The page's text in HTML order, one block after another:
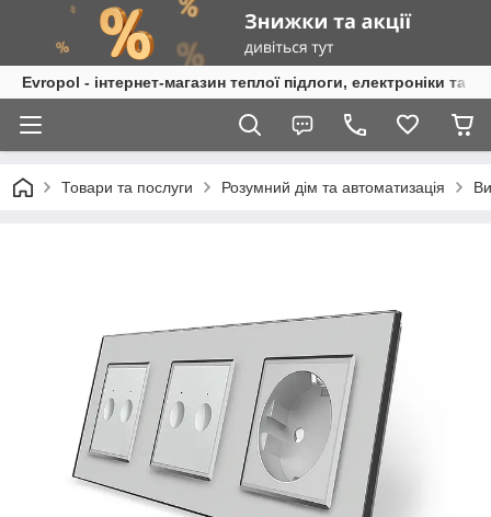
Evropol - інтернет-магазин теплої підлоги, електроніки та
Товари та послуги Розумний дім та автоматизація